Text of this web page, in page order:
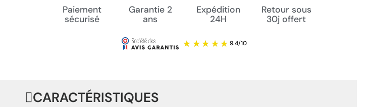
Paiement
sécurisé
Garantie 2
ans
Expédition
24H
Retour sous
30j offert
CARACTÉRISTIQUES